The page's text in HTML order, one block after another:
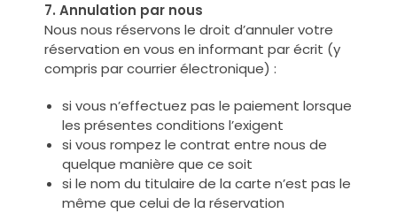
7. Annulation par nous
Nous nous réservons le droit d’annuler votre
réservation en vous en informant par écrit (y
compris par courrier électronique) :
si vous n’effectuez pas le paiement lorsque
les présentes conditions l’exigent
si vous rompez le contrat entre nous de
quelque manière que ce soit
si le nom du titulaire de la carte n’est pas le
même que celui de la réservation